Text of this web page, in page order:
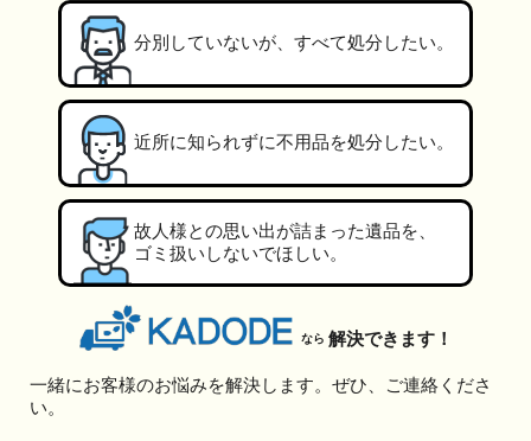
分別していないが、すべて処分したい。
近所に知られずに不用品を処分したい。
故人様との思い出が詰まった遺品を、
ゴミ扱いしないでほしい。
なら 解決できます！
一緒にお客様のお悩みを解決します。ぜひ、ご連絡くださ
い。